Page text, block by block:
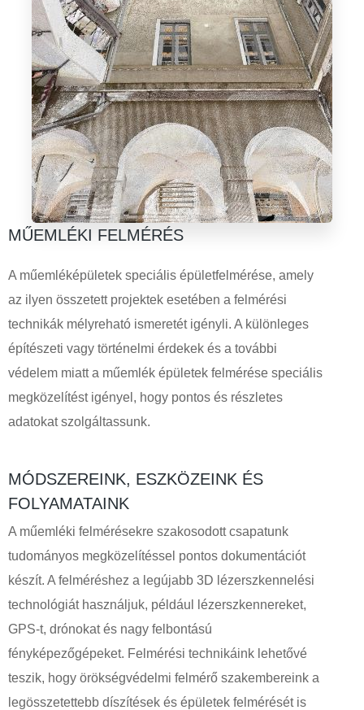
MŰEMLÉKI FELMÉRÉS
A műemléképületek speciális épületfelmérése, amely
az ilyen összetett projektek esetében a felmérési
technikák mélyreható ismeretét igényli. A különleges
építészeti vagy történelmi érdekek és a további
védelem miatt a műemlék épületek felmérése speciális
megközelítést igényel, hogy pontos és részletes
adatokat szolgáltassunk.
MÓDSZEREINK, ESZKÖZEINK ÉS
FOLYAMATAINK
A műemléki felmérésekre szakosodott csapatunk
tudományos megközelítéssel pontos dokumentációt
készít. A felméréshez a legújabb 3D lézerszkennelési
technológiát használjuk, például lézerszkennereket,
GPS-t, drónokat és nagy felbontású
fényképezőgépeket. Felmérési technikáink lehetővé
teszik, hogy örökségvédelmi felmérő szakembereink a
legösszetettebb díszítések és épületek felmérését is